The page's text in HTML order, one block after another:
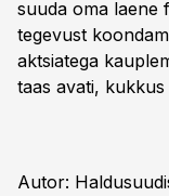
suuda oma laene
tegevust
aktsiatega
taas avati,
Autor: